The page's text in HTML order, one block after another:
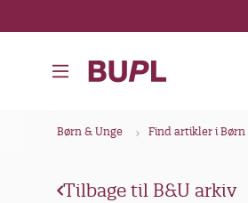
å
Børn & Unge Find artikler i
Tilbage til B&U arkiv